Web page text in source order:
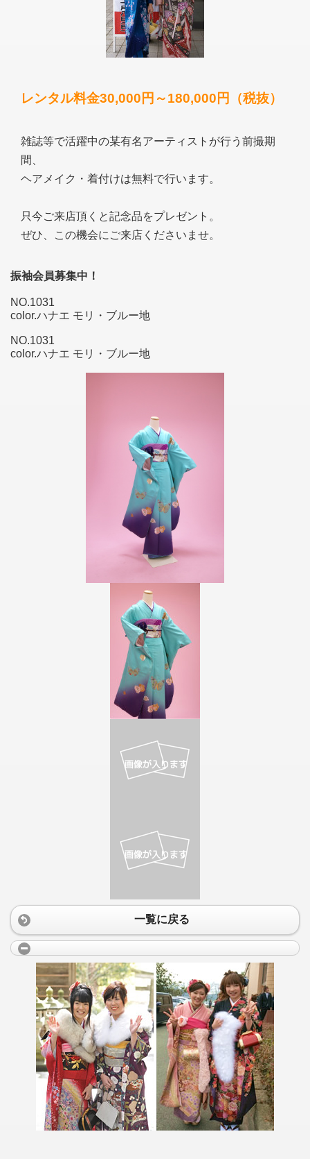
レンタル料金30,000円～180,000円（税抜）
雑誌等で活躍中の某有名アーティストが行う前撮期
間、
ヘアメイク・着付けは無料で行います。
只今ご来店頂くと記念品をプレゼント。
ぜひ、この機会にご来店くださいませ。
振袖会員募集中！
NO.1031
color.ハナエ モリ・ブルー地
NO.1031
color.ハナエ モリ・ブルー地
一覧に戻る